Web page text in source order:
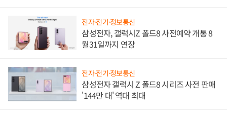
전자·전기·정보통신
삼성전자, 갤럭시Z 폴드8 사전예약 개통 8
월31일까지 연장
전자·전기·정보통신
삼성전자 갤럭시 Z 폴드8 시리즈 사전 판매
'144만 대' 역대 최대